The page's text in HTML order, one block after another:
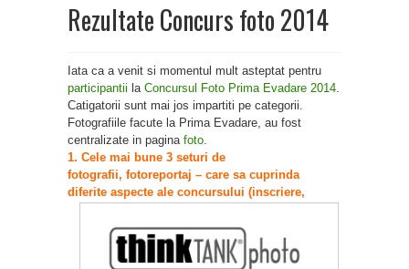
Rezultate Concurs foto 2014
Iata ca a venit si momentul mult asteptat pentru
participantii la Concursul Foto Prima Evadare 2014
Catigatorii sunt mai jos impartiti pe categorii.
Fotografiile facute la Prima Evadare, au fost
centralizate in pagina foto
1. Cele mai bune 3 seturi de
fotografii, fotoreportaj – care sa cuprinda
diferite aspecte ale concursului (inscriere,